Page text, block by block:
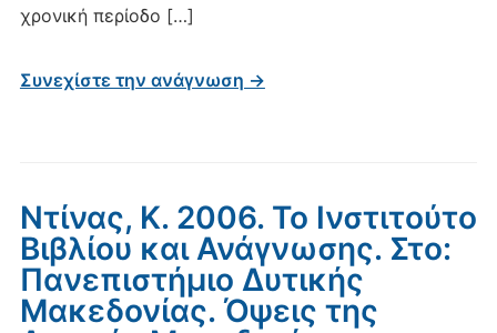
γλωσσική
πολιτική
στην
Ελλάδα
χρονική περίοδο […]
Συνεχίστε την ανάγνωση →
Ντίνας, Κ. 2006. Το Ινστιτούτο
Βιβλίου και Ανάγνωσης. Στο:
Πανεπιστήμιο Δυτικής
Μακεδονίας. Όψεις της